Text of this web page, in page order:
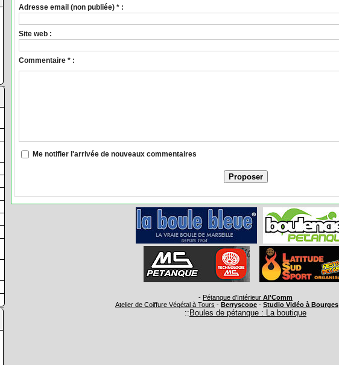
Adresse email (non publiée) * :
Site web :
Commentaire * :
Me notifier l'arrivée de nouveaux commentaires
- Pétanque d'Intérieur Al'Comm
Atelier de Coiffure Végétal à Tours - Berryscope - Studio Vidéo à Bourges
:: Boules de pétanque : La boutique